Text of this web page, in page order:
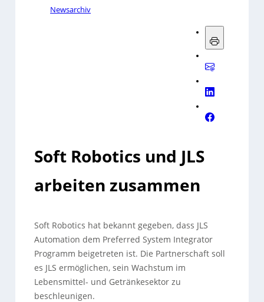
Newsarchiv
Soft Robotics und JLS
arbeiten zusammen
Soft Robotics hat bekannt gegeben, dass JLS
Automation dem Preferred System Integrator
Programm beigetreten ist. Die Partnerschaft soll
es JLS ermöglichen, sein Wachstum im
Lebensmittel- und Getränkesektor zu
beschleunigen.